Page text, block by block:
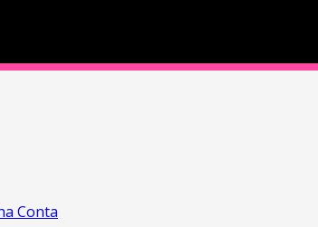
Conta